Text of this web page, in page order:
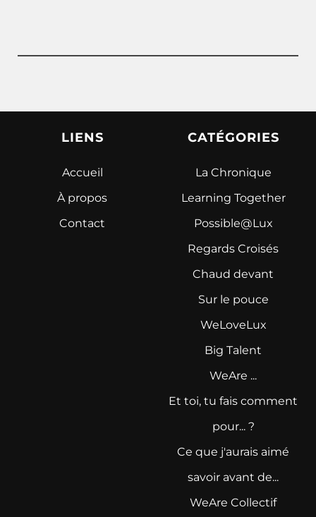
LIENS
Accueil
À propos
Contact
CATÉGORIES
La Chronique
Learning Together
Possible@Lux
Regards Croisés
Chaud devant
Sur le pouce
WeLoveLux
Big Talent
WeAre ...
Et toi, tu fais comment
pour... ?
Ce que j'aurais aimé
savoir avant de...
WeAre Collectif